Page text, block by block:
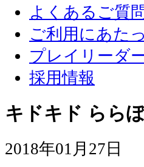
よくあるご質
ご利用にあた
プレイリーダ
採用情報
キドキド らら
2018年01月27日